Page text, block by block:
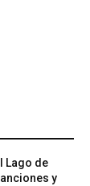
Lago de
y